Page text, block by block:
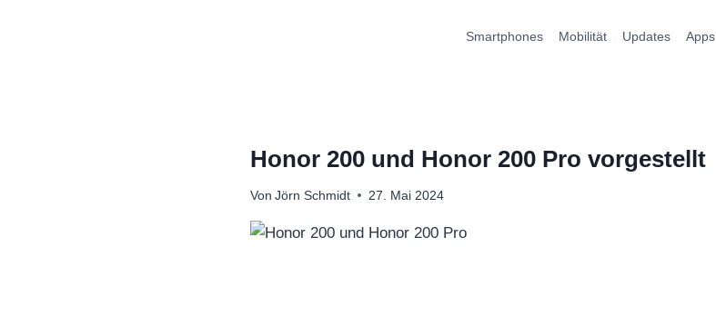
Smartphones Mobilität Updates Apps
Honor 200 und Honor 200 Pro vorgestellt
Von Jörn Schmidt 27. Mai 2024